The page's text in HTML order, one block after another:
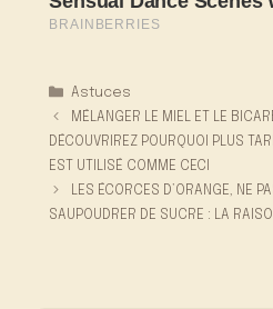
Catégories
Astuces
MÉLANGER LE MIEL ET LE
DÉCOUVRIREZ POURQUOI PLUS
EST UTILISÉ COMME CECI
LES ÉCORCES D’ORANGE, NE
SAUPOUDRER DE SUCRE : LA